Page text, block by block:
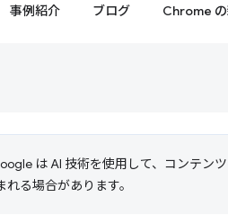
事例紹介 ブログ Chrome
は AI 技術を使用して、コンテン
る場合があります。